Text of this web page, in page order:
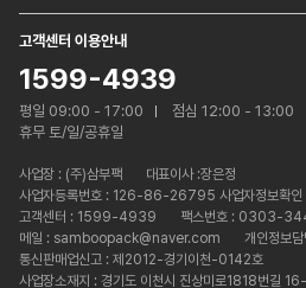
고객센터 이용안내
1599-4939
평일 09:00 - 17:00
점심 12:00 - 13:00
휴무 토/일/공휴일
사업장 : (주)삼부팩
대표이사 :장은정
사업자등록번호 : 126-86-26795 사업자정보확인
고객센터 : 1599-4939
팩스번호 : 0303-
메일 : samboopack@naver.com
개인정보
통신판매업신고 : 제2012-경기이천-0142호
사업장소재지 : 경기도 이천시 진상미로1818번길